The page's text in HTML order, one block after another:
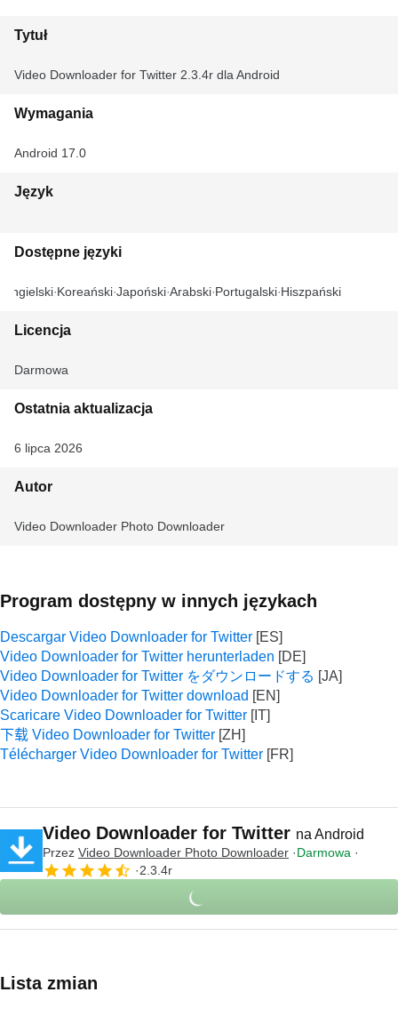
Tytuł
Video Downloader for Twitter 2.3.4r dla Android
Wymagania
Android 17.0
Język
Dostępne języki
Angielski Koreański Japoński Arabski Portugalski Hiszpański
Licencja
Darmowa
Ostatnia aktualizacja
6 lipca 2026
Autor
Video Downloader Photo Downloader
Program dostępny w innych językach
Descargar Video Downloader for Twitter
Video Downloader for Twitter herunterladen
Video Downloader for Twitter をダウンロードする
Video Downloader for Twitter download
Scaricare Video Downloader for Twitter
下载 Video Downloader for Twitter
Télécharger Video Downloader for Twitter
Video Downloader for Twitter na Android
Przez Video Downloader Photo Downloader
Darmowa
2.3.4r
Lista zmian